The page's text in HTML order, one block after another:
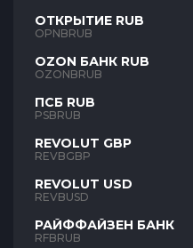
ОТКРЫТИЕ RUB
OPNBRUB
OZON БАНК RUB
OZONBRUB
ПСБ RUB
PSBRUB
REVOLUT GBP
REVBGBP
REVOLUT USD
REVBUSD
РАЙФФАЙЗЕН БАНК
RFBRUB